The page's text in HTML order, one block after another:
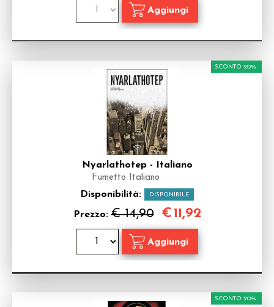
Nyarlathotep - Italiano
Fumetto Italiano
Disponibilità: DISPONIBILE
Prezzo:€ 14,90
SCONTO 20%
€11,92
SCONTO 20%